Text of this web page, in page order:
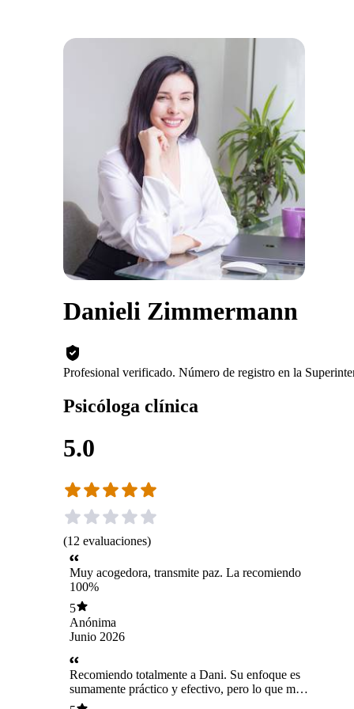
Danieli Zimmermann
Profesional verificado. Número de registro en la
Psicóloga clínica
5.0
(12 evaluaciones)
Muy acogedora, transmite paz. La recomiendo
100%
5
Anónima
Junio 2026
Recomiendo totalmente a Dani. Su enfoque es
sumamente práctico y efectivo, pero lo que más
destaca es su forma de trabajar: es nada invasiva